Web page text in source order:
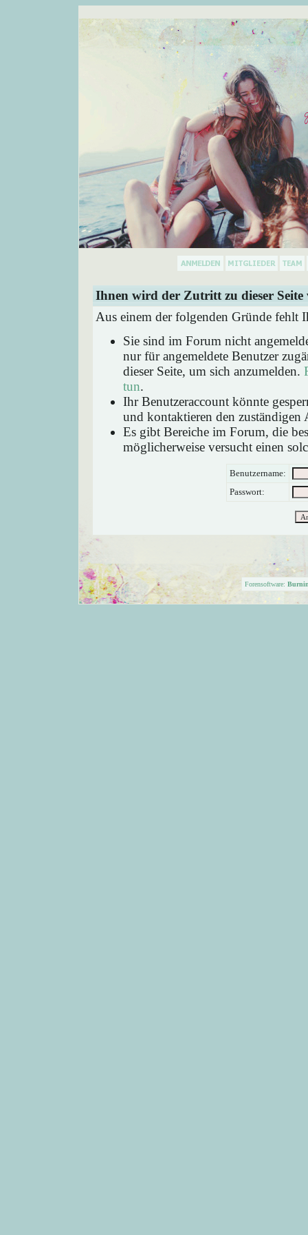
Ihnen wird der Zutritt zu dieser Seite
Aus einem der folgenden Gründe fehlt
Sie sind im Forum nicht
nur für angemeldete Benutzer
dieser Seite, um sich anzumelden.
tun.
Ihr Benutzeraccount könnte
und kontaktieren den zuständigen
Es gibt Bereiche im Forum, die
möglicherweise versucht einen
Benutzername:
Passwort:
Forensoftware: